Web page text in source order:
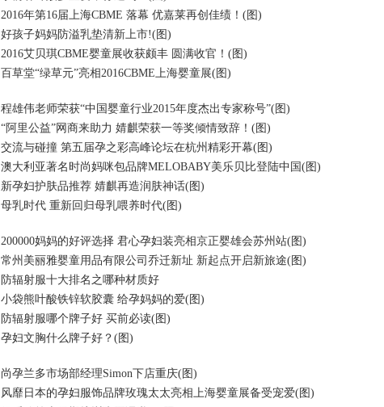
2016年第16届上海CBME 落幕 优嘉莱再创佳绩！(图)
好孩子妈妈防溢乳垫清新上市!(图)
2016艾贝琪CBME婴童展收获颇丰 圆满收官！(图)
百草堂“绿草元”亮相2016CBME上海婴童展(图)
程雄伟老师荣获“中国婴童行业2015年度杰出专家称号”(图)
“阿里公益”网商来助力 婧麒荣获一等奖倾情致辞！(图)
交流与碰撞 第五届孕之彩高峰论坛在杭州精彩开幕(图)
澳大利亚著名时尚妈咪包品牌MELOBABY美乐贝比登陆中国(图)
新孕妇护肤品推荐 婧麒再造润肤神话(图)
母乳时代 重新回归母乳喂养时代(图)
200000妈妈的好评选择 君心孕妇装亮相京正婴雄会苏州站(图)
常州美丽雅婴童用品有限公司乔迁新址 新起点开启新旅途(图)
防辐射服十大排名之哪种材质好
小袋熊叶酸铁锌软胶囊 给孕妈妈的爱(图)
防辐射服哪个牌子好 买前必读(图)
孕妇文胸什么牌子好？(图)
尚孕兰多市场部经理Simon下店重庆(图)
风靡日本的孕妇服饰品牌玫瑰太太亮相上海婴童展备受宠爱(图)